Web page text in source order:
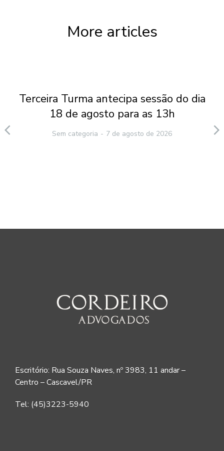
More articles
Terceira Turma antecipa sessão do dia
18 de agosto para as 13h
Sem categoria 7 de agosto de 2026
Escritório: Rua Souza Naves, nº 3983, 11 andar –
Centro – Cascavel/PR
Tel: (45)3223-5940